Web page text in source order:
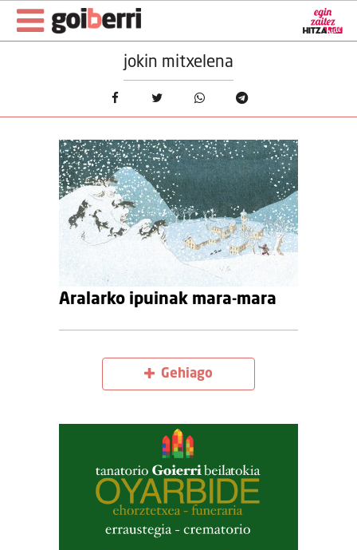
jokin mitxelena
Aralarko ipuinak mara-mara
Gehiago